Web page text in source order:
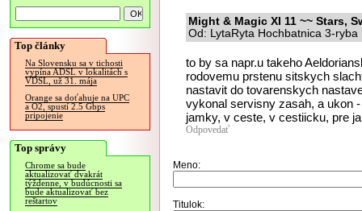
Top články
Na Slovensku sa v tichosti
vypína ADSL v lokalitách s
VDSL, už 31. mája
Orange sa doťahuje na UPC
a O2, spustí 2.5 Gbps
pripojenie
Top správy
Chrome sa bude
aktualizovať dvakrát
týždenne, v budúcnosti sa
bude aktualizovať bez
reštartov
Might & Magic XI 11 ~~ Stars,
Od: LytaRyta Hochbatnica 3-
to by sa napr.u takeho
rodovemu prstenu sitskych
nastavit do tovarenskych
vykonal servisny zasah, a ukon
jamky, v ceste, v cestiicku, pre
Odpovedať
Meno:
Titulok: